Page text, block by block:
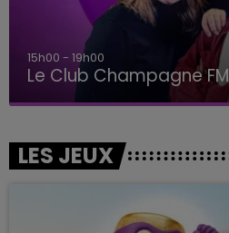
15h00 - 19h00
Le Club Champagne FM
LES JEUX